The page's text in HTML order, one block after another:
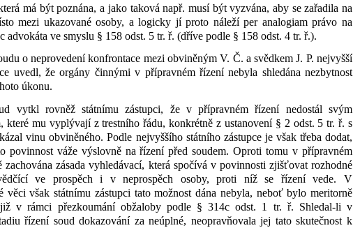
má být poznána, a jako taková např. musí být vyzvána, aby se zařadila na
mezi ukazované osoby, a logicky jí proto náleží per analogiam právo na
advokáta ve smyslu § 158 odst. 5 tr. ř. (dříve podle § 158 odst. 4 tr. ř.).
o neprovedení konfrontace mezi obviněným V. Č. a svědkem J. P. nejvyšší
uvedl, že orgány činnými v přípravném řízení nebyla shledána nezbytnost
úkonu.
vytkl rovněž státnímu zástupci, že v přípravném řízení nedostál svým
které mu vyplývají z trestního řádu, konkrétně z ustanovení § 2 odst. 5 tr. ř. s
vinu obviněného. Podle nejvyššího státního zástupce je však třeba dodat,
povinnost váže výslovně na řízení před soudem. Oproti tomu v přípravném
zachována zásada vyhledávací, která spočívá v povinnosti zjišťovat rozhodné
ve prospěch i v neprospěch osoby, proti níž se řízení vede. V
věci však státnímu zástupci tato možnost dána nebyla, neboť bylo meritorně
již v rámci přezkoumání obžaloby podle § 314c odst. 1 tr. ř. Shledal-li v
řízení soud dokazování za neúplné, neopravňovala jej tato skutečnost k